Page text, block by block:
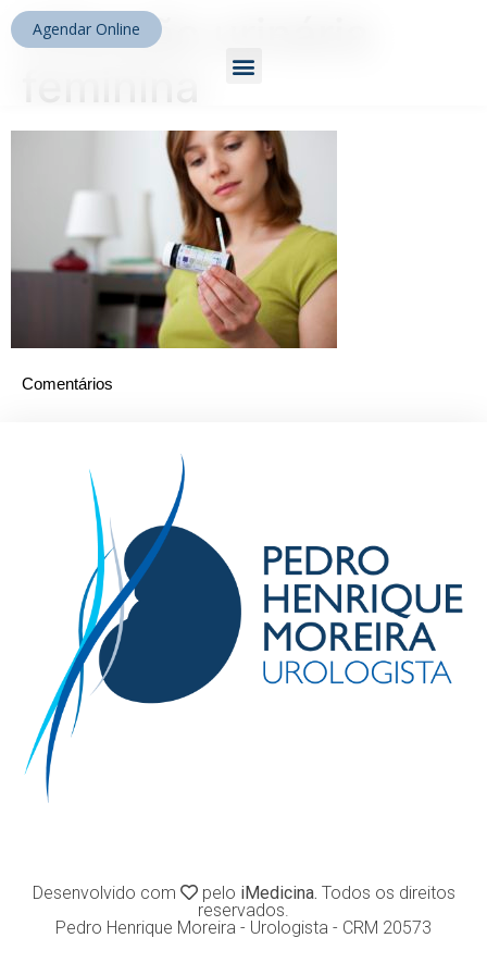
Agendar Online
infecção urinária
Comentários
Desenvolvido com pelo iMedicina. Todos os direitos
reservados.
Pedro Henrique Moreira - Urologista - CRM 20573